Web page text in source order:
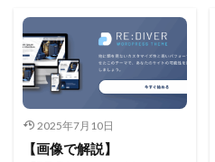
2025年7月10日
【画像で解説】